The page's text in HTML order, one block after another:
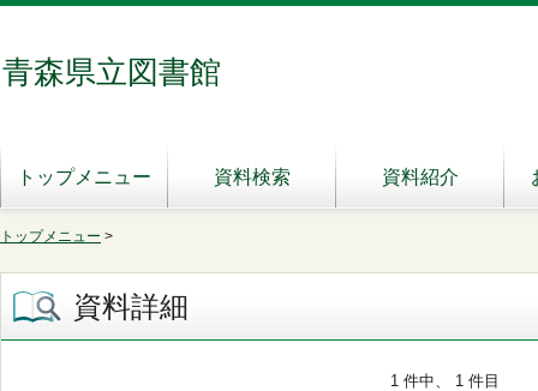
青森県立図書館
トップメニュー 資料検索 資料紹介
トップメニュー >
資料詳細
1 件中、 1 件目